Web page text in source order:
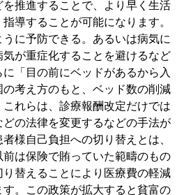
推進することで、より早く生活
導することが可能になります。
に予防できる。あるいは病気に
が重症化することを避けるなど
「目の前にベッドがあるから入
考え方のもと、ベッド数の削減
れらは、診療報酬改定だけでは
の法律を変更するなどの手法が
様自己負担への切り替えとは、
は保険で賄っていた範疇のもの
替えることにより医療費の軽減
。この政策が拡大すると貧富の